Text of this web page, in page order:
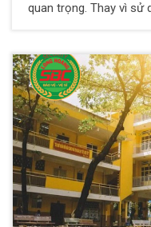
quan trọng. Thay vì sử
vụ san sẻ bớt khó
đề an ninh cho mình.